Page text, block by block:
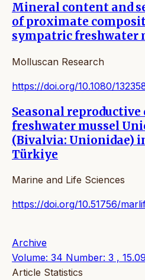
Mineral content and
of proximate
sympatric freshwater
Molluscan Research
https://doi.org/10.1080/
Seasonal
freshwater mussel
(Bivalvia: Unionidae)
Türkiye
Marine and Life Sciences
https://doi.org/10.51756/
Archive
Volume: 34 Number: 3 ,
Article Statistics